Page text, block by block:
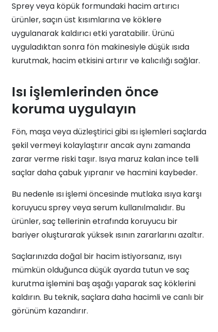
Sprey veya köpük formundaki hacim artırıcı
ürünler, saçın üst kısımlarına ve köklere
uygulanarak kaldırıcı etki yaratabilir. Ürünü
uyguladıktan sonra fön makinesiyle düşük ısıda
kurutmak, hacim etkisini artırır ve kalıcılığı sağlar.
Isı işlemlerinden önce
koruma uygulayın
Fön, maşa veya düzleştirici gibi ısı işlemleri saçlarda
şekil vermeyi kolaylaştırır ancak aynı zamanda
zarar verme riski taşır. Isıya maruz kalan ince telli
saçlar daha çabuk yıpranır ve hacmini kaybeder.
Bu nedenle ısı işlemi öncesinde mutlaka ısıya karşı
koruyucu sprey veya serum kullanılmalıdır. Bu
ürünler, saç tellerinin etrafında koruyucu bir
bariyer oluşturarak yüksek ısının zararlarını azaltır.
Saçlarınızda doğal bir hacim istiyorsanız, ısıyı
mümkün olduğunca düşük ayarda tutun ve saç
kurutma işlemini baş aşağı yaparak saç köklerini
kaldırın. Bu teknik, saçlara daha hacimli ve canlı bir
görünüm kazandırır.